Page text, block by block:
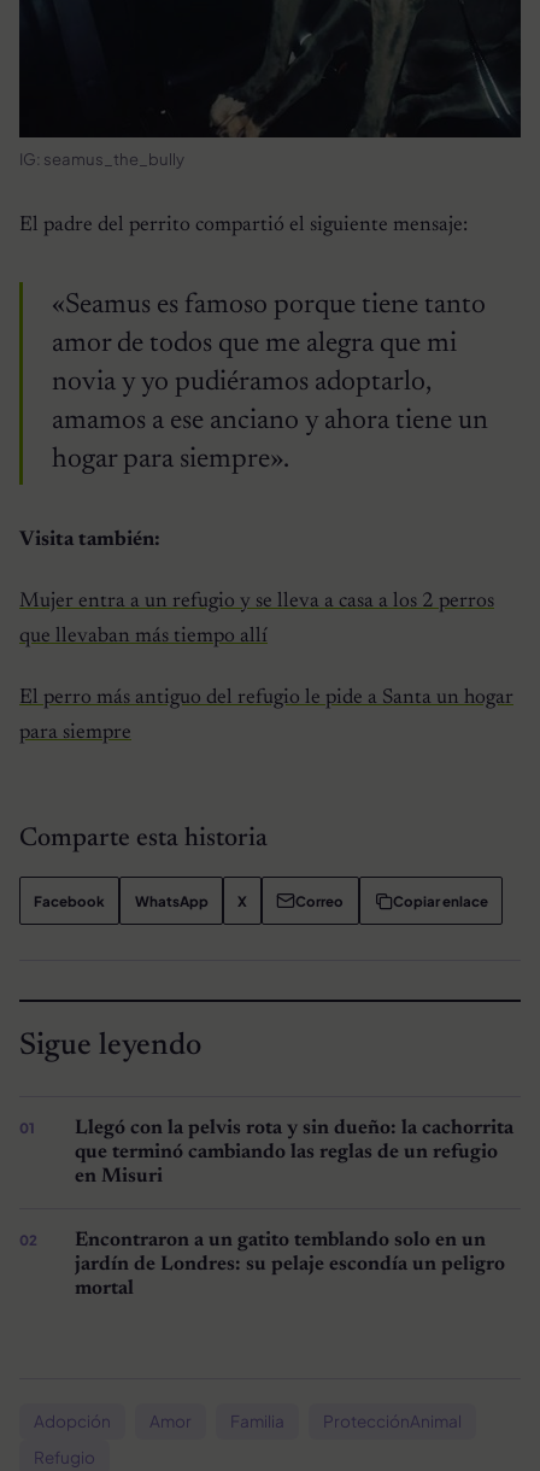
IG: seamus_the_bully
El padre del perrito compartió el siguiente mensaje:
«Seamus es famoso porque tiene tanto
amor de todos que me alegra que mi
novia y yo pudiéramos adoptarlo,
amamos a ese anciano y ahora tiene un
hogar para siempre».
Visita también:
Mujer entra a un refugio y se lleva a casa a los 2 perros
que llevaban más tiempo allí
El perro más antiguo del refugio le pide a Santa un hogar
para siempre
Comparte esta historia
Facebook WhatsApp X Correo Copiar enlace
Sigue leyendo
Llegó con la pelvis rota y sin dueño: la cachorrita
que terminó cambiando las reglas de un refugio
en Misuri
Encontraron a un gatito temblando solo en un
jardín de Londres: su pelaje escondía un peligro
mortal
Adopción Amor Familia
ProtecciónAnimal
Refugio